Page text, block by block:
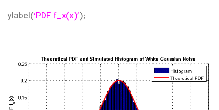
ylabel(‘PDF f_x(x)’);